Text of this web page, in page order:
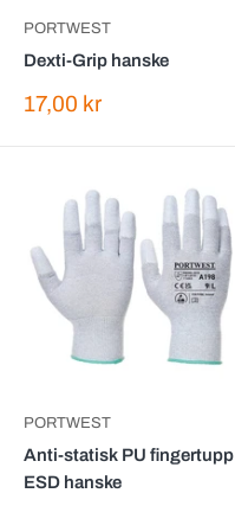
PORTWEST
Dexti-Grip hanske
Salgspris
17,00 kr
PORTWEST
Anti-statisk PU fingertupp
ESD hanske